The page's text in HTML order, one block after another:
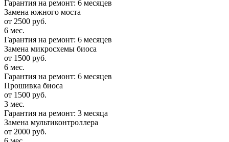
Гарантия на ремонт: 6 месяцев
Замена южного моста
от 2500 руб.
6 мес.
Гарантия на ремонт: 6 месяцев
Замена микросхемы биоса
от 1500 руб.
6 мес.
Гарантия на ремонт: 6 месяцев
Прошивка биоса
от 1500 руб.
3 мес.
Гарантия на ремонт: 3 месяца
Замена мультиконтроллера
от 2000 руб.